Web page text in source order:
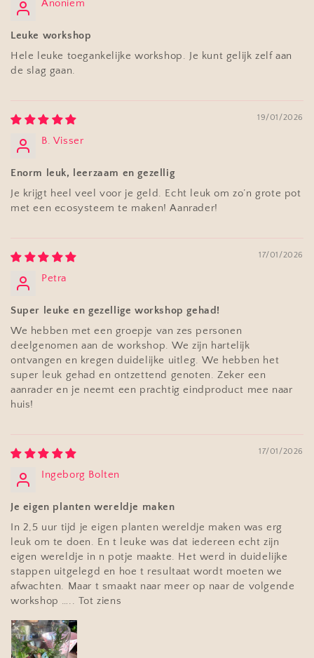
Anoniem
Leuke workshop
Hele leuke toegankelijke workshop. Je kunt gelijk zelf aan
de slag gaan.
19/01/2026
B. Visser
Enorm leuk, leerzaam en gezellig
Je krijgt heel veel voor je geld. Echt leuk om zo’n grote pot
met een ecosysteem te maken! Aanrader!
17/01/2026
Petra
Super leuke en gezellige workshop gehad!
We hebben met een groepje van zes personen
deelgenomen aan de workshop. We zijn hartelijk
ontvangen en kregen duidelijke uitleg. We hebben het
super leuk gehad en ontzettend genoten. Zeker een
aanrader en je neemt een prachtig eindproduct mee naar
huis!
17/01/2026
Ingeborg Bolten
Je eigen planten wereldje maken
In 2,5 uur tijd je eigen planten wereldje maken was erg
leuk om te doen. En t leuke was dat iedereen echt zijn
eigen wereldje in n potje maakte. Het werd in duidelijke
stappen uitgelegd en hoe t resultaat wordt moeten we
afwachten. Maar t smaakt naar meer op naar de volgende
workshop ….. Tot ziens